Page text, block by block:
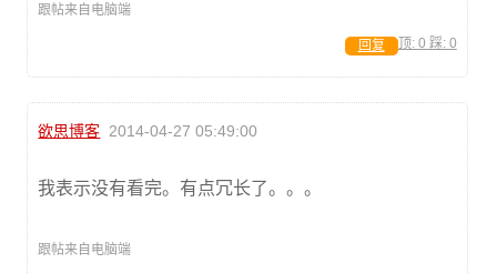
跟帖来自电脑端
顶: 0 踩: 0
回复
欲思博客 2014-04-27 05:49:00
我表示没有看完。有点冗长了。。。
跟帖来自电脑端